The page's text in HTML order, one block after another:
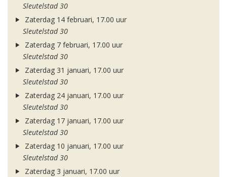
Sleutelstad 30
Zaterdag 14 februari, 17.00 uur
Sleutelstad 30
Zaterdag 7 februari, 17.00 uur
Sleutelstad 30
Zaterdag 31 januari, 17.00 uur
Sleutelstad 30
Zaterdag 24 januari, 17.00 uur
Sleutelstad 30
Zaterdag 17 januari, 17.00 uur
Sleutelstad 30
Zaterdag 10 januari, 17.00 uur
Sleutelstad 30
Zaterdag 3 januari, 17.00 uur